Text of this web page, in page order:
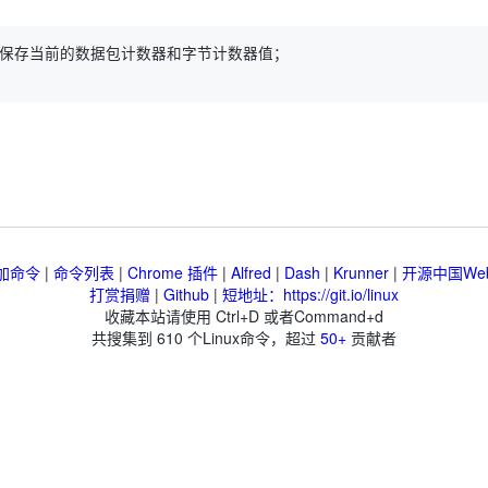
命令| 命令列表 | Chrome 插件| Alfred | Dash | Krunner| 开源中国
打赏捐赠 | Github | 短地址：https://git.io/linux
收藏本站请使用 Ctrl+D 或者Command+d
共搜集到 610 个Linux命令，超过 50+ 贡献者